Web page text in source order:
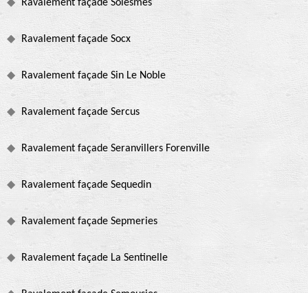
Ravalement façade Solesmes
Ravalement façade Socx
Ravalement façade Sin Le Noble
Ravalement façade Sercus
Ravalement façade Seranvillers Forenville
Ravalement façade Sequedin
Ravalement façade Sepmeries
Ravalement façade La Sentinelle